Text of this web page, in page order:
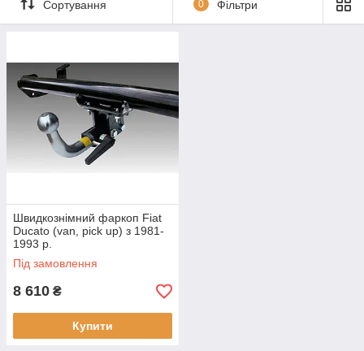
Сортування 0 Фільтри
Швидкознімний фаркоп Fiat
Ducato (van, pick up) з 1981-
1993 р.
Під замовлення
8 610 ₴
Купити